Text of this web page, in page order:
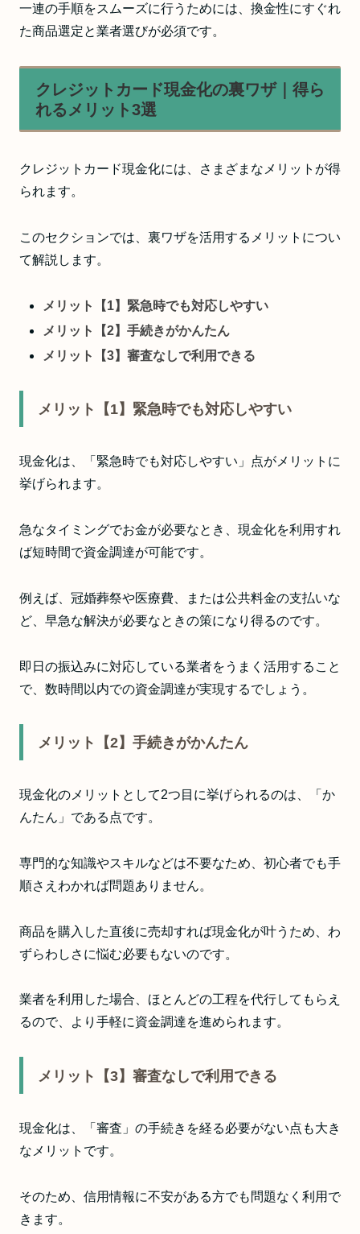
一連の手順をスムーズに行うためには、換金性にすぐれ
た商品選定と業者選びが必須です。
クレジットカード現金化の裏ワザ｜得ら
れるメリット3選
クレジットカード現金化には、さまざまなメリットが得
られます。
このセクションでは、裏ワザを活用するメリットについ
て解説します。
メリット【1】緊急時でも対応しやすい
メリット【2】手続きがかんたん
メリット【3】審査なしで利用できる
メリット【1】緊急時でも対応しやすい
現金化は、「緊急時でも対応しやすい」点がメリットに
挙げられます。
急なタイミングでお金が必要なとき、現金化を利用すれ
ば短時間で資金調達が可能です。
例えば、冠婚葬祭や医療費、または公共料金の支払いな
ど、早急な解決が必要なときの策になり得るのです。
即日の振込みに対応している業者をうまく活用すること
で、数時間以内での資金調達が実現するでしょう。
メリット【2】手続きがかんたん
現金化のメリットとして2つ目に挙げられるのは、「か
んたん」である点です。
専門的な知識やスキルなどは不要なため、初心者でも手
順さえわかれば問題ありません。
商品を購入した直後に売却すれば現金化が叶うため、わ
ずらわしさに悩む必要もないのです。
業者を利用した場合、ほとんどの工程を代行してもらえ
るので、より手軽に資金調達を進められます。
メリット【3】審査なしで利用できる
現金化は、「審査」の手続きを経る必要がない点も大き
なメリットです。
そのため、信用情報に不安がある方でも問題なく利用で
きます。